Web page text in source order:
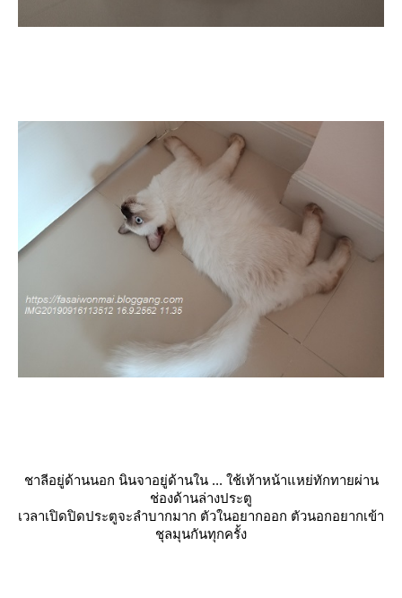
ชาลีอยู่ด้านนอก นินจาอยู่ด้านใน ... ใช้เท้าหน้าแหย่ทักทายผ่าน
ช่องด้านล่างประตู
เวลาเปิดปิดประตูจะลำบากมาก ตัวในอยากออก ตัวนอกอยากเข้า
ชุลมุนกันทุกครั้ง